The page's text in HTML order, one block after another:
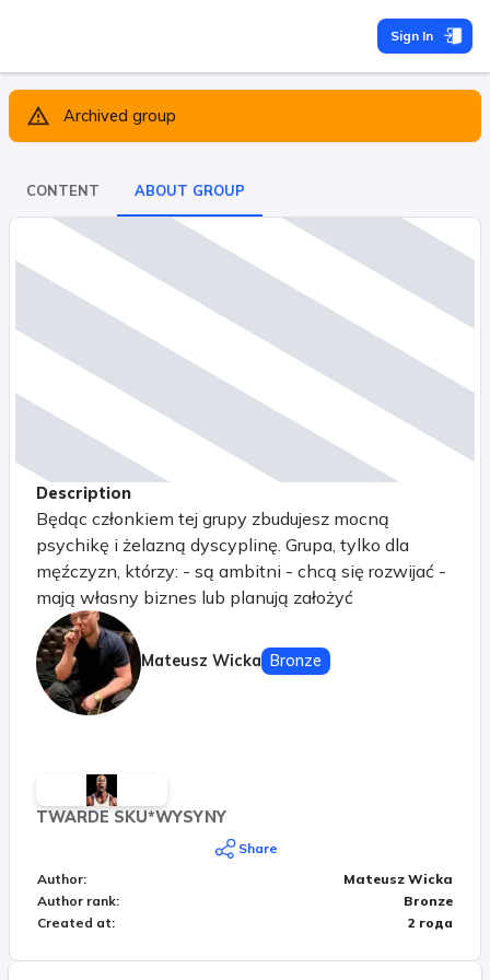
Sign In
Archived group
CONTENT ABOUT GROUP
Description
Będąc członkiem tej grupy zbudujesz mocną
psychikę i żelazną dyscyplinę. Grupa, tylko dla
męźczyzn, którzy: - są ambitni - chcą się rozwijać -
mają własny biznes lub planują założyć
Mateusz Wicka Bronze
TWARDE SKU*WYSYNY
Share
Author:
Mateusz Wicka
Author rank:
Bronze
Created at: 2 года